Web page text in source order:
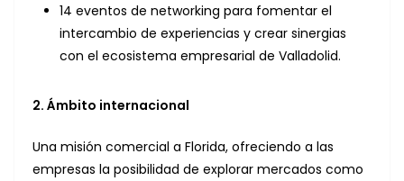
14 eventos de networking para fomentar el
intercambio de experiencias y crear sinergias
con el ecosistema empresarial de Valladolid.
2. Ámbito internacional
Una misión comercial a Florida, ofreciendo a las
empresas la posibilidad de explorar mercados como